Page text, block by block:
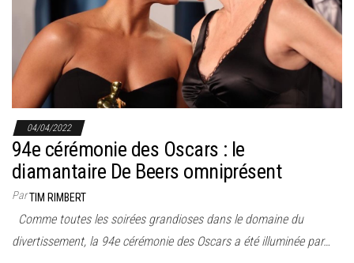
l
n
a
v
o
04/04/2022
94e cérémonie des Oscars : le
diamantaire De Beers omniprésent
ParTIM RIMBERT
Comme toutes les soirées grandioses dans le domaine du
divertissement, la 94e cérémonie des Oscars a été illuminée par…